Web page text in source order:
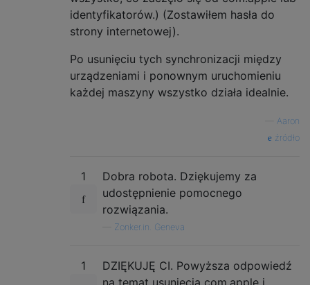
identyfikatorów.) (Zostawiłem hasła do
strony internetowej).
Po usunięciu tych synchronizacji między
urządzeniami i ponownym uruchomieniu
każdej maszyny wszystko działa idealnie.
Aaron
źródło
1
Dobra robota. Dziękujemy za
udostępnienie pomocnego
rozwiązania.
Zonker.in. Geneva
1
DZIĘKUJĘ CI. Powyższa odpowiedź
na temat usunięcia com.apple i